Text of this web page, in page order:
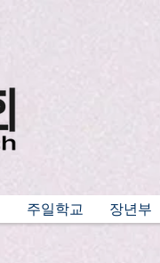
주일학교 장년부